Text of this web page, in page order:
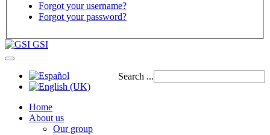
Forgot your username?
Forgot your password?
GSI
Search ...
Home
About us
Our group